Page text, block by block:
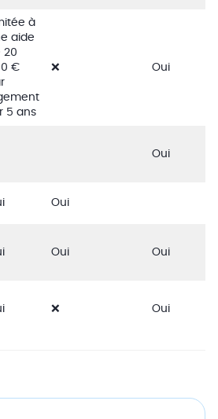
à
aide
20
€
5 ans
❌ Oui
Oui
Oui
Oui Oui
❌ Oui